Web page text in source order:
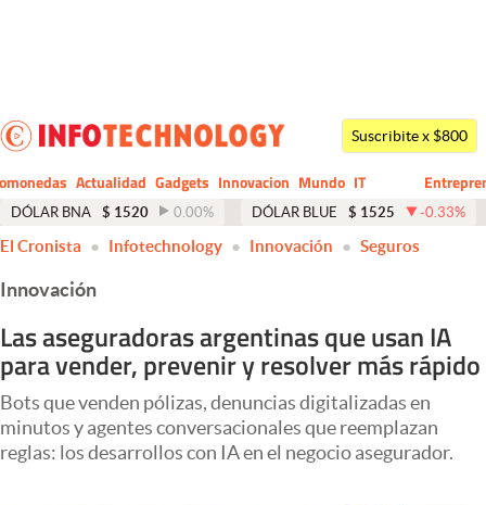
Dólar
Economía y Política
Finanzas y Mercados
Mercados Online
Negocios
Columnistas
Otras secciones
Apertura
Suscribite x $800
Actualidad Gadgets Innovacion Mundo
CIO
IT
Business
DÓLAR BNA $ 1520 0.00% DÓLAR BLUE $ 1525 -0.33%
El Cronista Infotechnology Innovación Seguros
Innovación
Las aseguradoras argentinas que usan IA
para vender, prevenir y resolver más rápido
Bots que venden pólizas, denuncias digitalizadas en
minutos y agentes conversacionales que reemplazan
reglas: los desarrollos con IA en el negocio asegurador.